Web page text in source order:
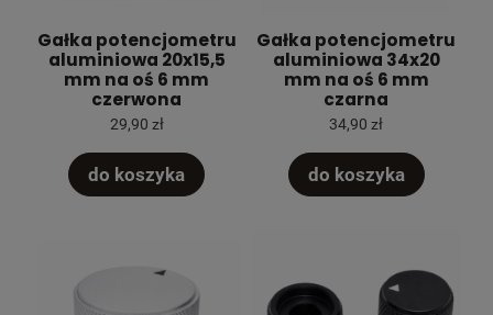
Gałka potencjometru
aluminiowa 20x15,5
mm na oś 6 mm
czerwona
29,90 zł
do koszyka
Gałka potencjometru
aluminiowa 34x20
mm na oś 6 mm
czarna
34,90 zł
do koszyka